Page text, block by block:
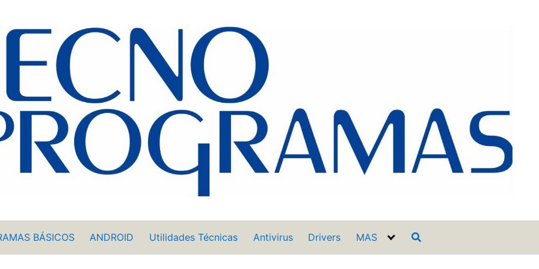
BÁSICOS ANDROID Utilidades Técnicas Antivirus Drivers MAS